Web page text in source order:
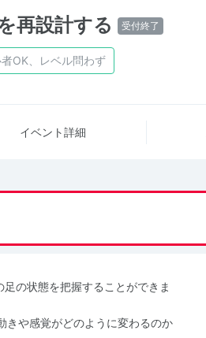
再設計する 受付終了
OK、レベル問わず
イベント詳細
の状態を把握することができま
きや感覚がどのように変わるのか